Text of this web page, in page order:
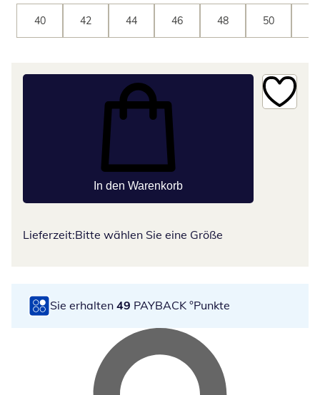
40 42 44 46 48 50
In den Warenkorb
Lieferzeit:Bitte wählen Sie eine Größe
Sie erhalten 49 PAYBACK °Punkte